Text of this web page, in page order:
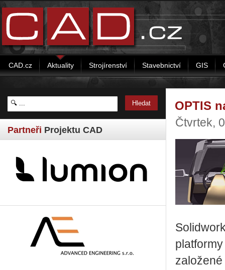
CAD.cz Aktuality Strojírenství Stavebnictví GIS
Partneři Projektu CAD
OPTIS
Čtvrtek,